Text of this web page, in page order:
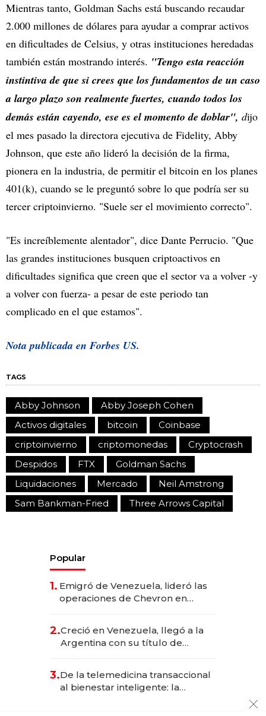
Mientras tanto, Goldman Sachs está buscando recaudar
2.000 millones de dólares para ayudar a comprar activos
en dificultades de Celsius, y otras instituciones heredadas
también están mostrando interés. "Tengo esta reacción
instintiva de que si crees que los fundamentos de un caso
a largo plazo son realmente fuertes, cuando todos los
demás están cayendo, ese es el momento de doblar", dijo
el mes pasado la directora ejecutiva de Fidelity, Abby
Johnson, que este año lideró la decisión de la firma,
pionera en la industria, de permitir el bitcoin en los planes
401(k), cuando se le preguntó sobre lo que podría ser su
tercer criptoinvierno. "Suele ser el movimiento correcto".
"Es increíblemente alentador", dice Dante Perrucio. "Que
las grandes instituciones busquen criptoactivos en
dificultades significa que creen que el sector va a volver -y
a volver con fuerza- a pesar de este periodo tan
complicado en el que estamos".
Nota publicada en Forbes US.
TAGS
Abby Johnson
Abby Joseph Cohen
Activos digitales
bitcoin
Coinbase
criptoinvierno
criptomonedas
Cryptocrash
Despidos
FTX
Goldman Sachs
Liquidaciones
Mercado
Neil Amstrong
Sam Bankman-Fried
Three Arrows Capital
Popular
1. Emigró de Venezuela, lideró las
operaciones de Chevron en
2.Creció en Venezuela, llegó a la
Argentina con su título de
las marcas "fast premium"
3.De la telemedicina transaccional
al bienestar inteligente: la